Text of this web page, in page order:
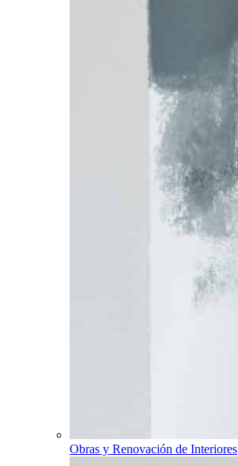
Obras y Renovación de Interiores